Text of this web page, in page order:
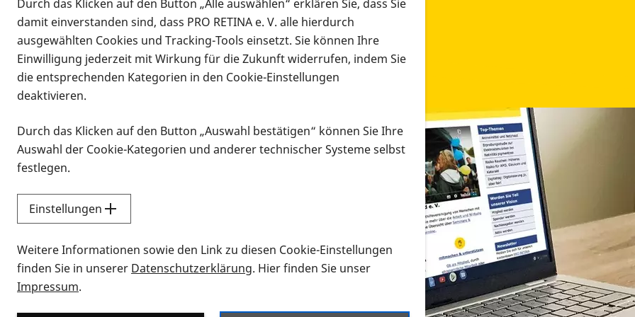
Infomaterial
Infomaterial
Vorlesen
Alle Infomaterialien in verschiedenen Formaten an
Sie möchten wissen, wie Sie nach Infonmaterial suchen und dieses bestellen bzw. herunterladen
Durch das Klicken auf den Button „Alle auswählen“ erklären Sie, dass Sie
damit einverstanden sind, dass PRO RETINA e. V. alle hierdurch
ausgewählten Cookies und Tracking-Tools einsetzt. Sie können Ihre
Einwilligung jederzeit mit Wirkung für die Zukunft widerrufen, indem Sie
die entsprechenden Kategorien in den Cookie-Einstellungen
deaktivieren.
Durch das Klicken auf den Button „Auswahl bestätigen“ können Sie Ihre
Auswahl der Cookie-Kategorien und anderer technischer Systeme selbst
festlegen.
Einstellungen
Weitere Informationen sowie den Link zu diesen Cookie-Einstellungen
finden Sie in unserer Datenschutzerklärung. Hier finden Sie unser
Impressum.